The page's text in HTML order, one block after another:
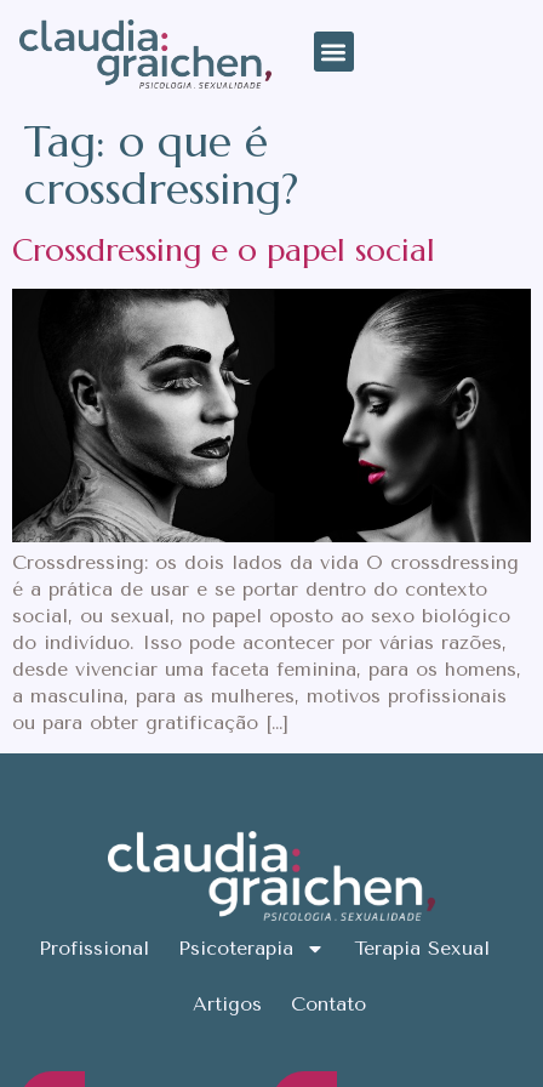
Tag: o que é
crossdressing?
Crossdressing e o papel social
Crossdressing: os dois lados da vida O crossdressing
é a prática de usar e se portar dentro do contexto
social, ou sexual, no papel oposto ao sexo biológico
do indivíduo. Isso pode acontecer por várias razões,
desde vivenciar uma faceta feminina, para os homens,
a masculina, para as mulheres, motivos profissionais
ou para obter gratificação […]
Profissional Psicoterapia Terapia Sexual
Artigos Contato